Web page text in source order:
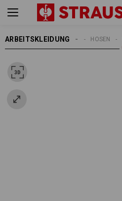
ARBEITSKLEIDUNG HOSEN
DAMEN